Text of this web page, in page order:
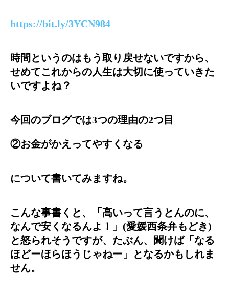
https://bit.ly/3YCN984
時間というのはもう取り戻せないですから、
せめてこれからの人生は大切に使っていきた
いですよね？
今回のブログでは3つの理由の2つ目
②お金がかえってやすくなる
について書いてみますね。
こんな事書くと、「高いって言うとんのに、
なんで安くなるんよ！」(愛媛西条弁もどき)
と怒られそうですが、たぶん、聞けば「なる
ほどーほらほうじゃねー」となるかもしれま
せん。